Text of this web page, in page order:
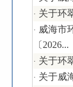
· 关于环
· 威海市
〔2026...
· 关于环
· 关于威